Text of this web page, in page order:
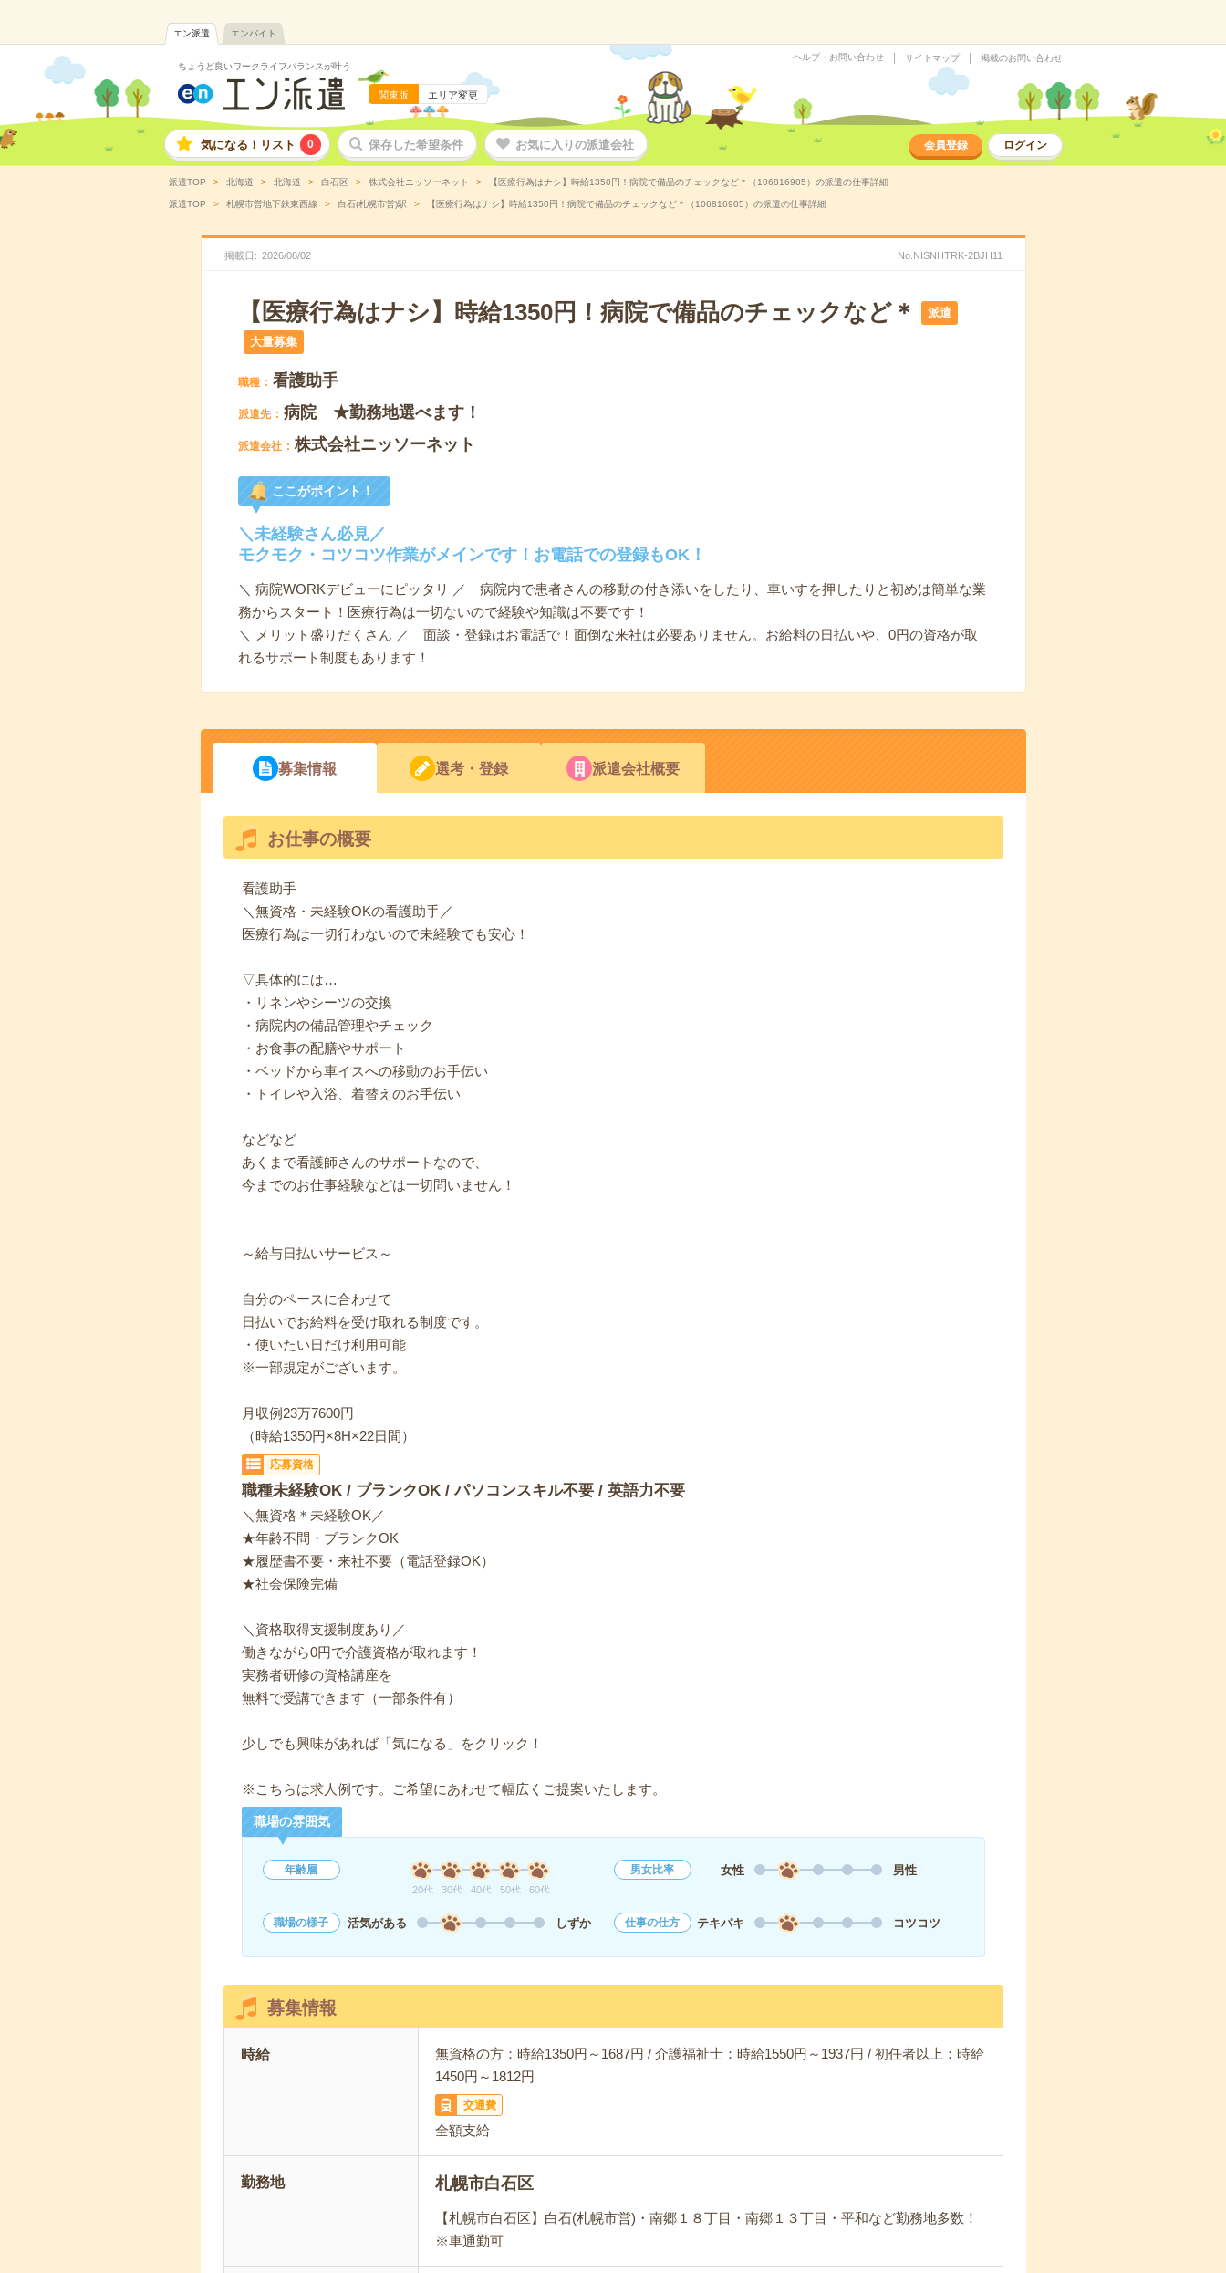
エン派遣 エンバイト
ちょうど良いワークライフバランスが叶う
関東版 エリア変更
ヘルプ・お問い合わせ サイトマップ 掲載のお問い合わせ
気になる！リスト 0 保存した希望条件 お気に入りの派遣会社 会員登録 ログイン
派遣TOP 北海道 北海道 白石区 株式会社ニッソーネット 【医療行為はナシ】時給1350円！病院で備品のチェックなど＊（106816905）の派遣の仕事詳細
派遣TOP 札幌市営地下鉄東西線 白石(札幌市営)駅 【医療行為はナシ】時給1350円！病院で備品のチェックなど＊（106816905）の派遣の仕事詳細
掲載日 2026/08/02 No.NISNHTRK-2BJH11
【医療行為はナシ】時給1350円！病院で備品のチェックなど＊ 派遣
大量募集
職種 看護助手
派遣先 病院 ★勤務地選べます！
派遣会社 株式会社ニッソーネット
ここがポイント！
＼未経験さん必見／
モクモク・コツコツ作業がメインです！お電話での登録もOK！
＼ 病院WORKデビューにピッタリ ／ 病院内で患者さんの移動の付き添いをしたり、車いすを押したりと初めは簡単な業
務からスタート！医療行為は一切ないので経験や知識は不要です！
＼ メリット盛りだくさん ／ 面談・登録はお電話で！面倒な来社は必要ありません。お給料の日払いや、0円の資格が取
れるサポート制度もあります！
募集情報 選考・登録 派遣会社概要
お仕事の概要
看護助手
＼無資格・未経験OKの看護助手／
医療行為は一切行わないので未経験でも安心！
▽具体的には…
・リネンやシーツの交換
・病院内の備品管理やチェック
・お食事の配膳やサポート
・ベッドから車イスへの移動のお手伝い
・トイレや入浴、着替えのお手伝い
などなど
あくまで看護師さんのサポートなので、
今までのお仕事経験などは一切問いません！
～給与日払いサービス～
自分のペースに合わせて
日払いでお給料を受け取れる制度です。
・使いたい日だけ利用可能
※一部規定がございます。
月収例23万7600円
（時給1350円×8H×22日間）
応募資格
職種未経験OK / ブランクOK / パソコンスキル不要 / 英語力不要
＼無資格＊未経験OK／
★年齢不問・ブランクOK
★履歴書不要・来社不要（電話登録OK）
★社会保険完備
＼資格取得支援制度あり／
働きながら0円で介護資格が取れます！
実務者研修の資格講座を
無料で受講できます（一部条件有）
少しでも興味があれば「気になる」をクリック！
※こちらは求人例です。ご希望にあわせて幅広くご提案いたします。
職場の雰囲気
年齢層
20代 30代 40代 50代 60代
男女比率 女性 男性
職場の様子 活気がある しずか 仕事の仕方 テキパキ コツコツ
募集情報
時給
無資格の方：時給1350円～1687円 / 介護福祉士：時給1550円～1937円 / 初任者以上：時給
1450円～1812円
交通費
全額支給
勤務地 札幌市白石区
【札幌市白石区】白石(札幌市営)・南郷１８丁目・南郷１３丁目・平和など勤務地多数！
※車通勤可